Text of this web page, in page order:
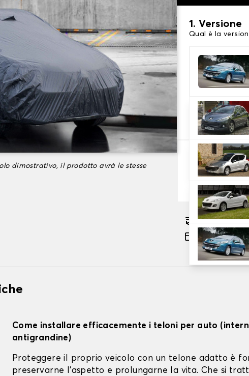
dimostrativo, il prodotto avrà le stesse
1. Versione
Qual è la
2. Livello
Scegli il telo
66,08 €
Consegna
Pagamento
Come installare efficacemente i teloni per auto
antigrandine)
Proteggere il proprio veicolo con un telone adatto è
preservarne l'aspetto e prolungarne la vita. Che si